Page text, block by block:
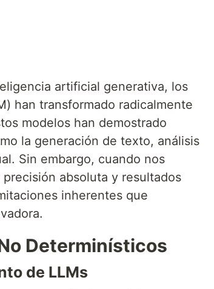
artificial generativa, los
han transformado radicalmente
modelos han demostrado
la generación de texto, análisis
Sin embargo, cuando nos
absoluta y resultados
inherentes que
Determinísticos
de LLMs